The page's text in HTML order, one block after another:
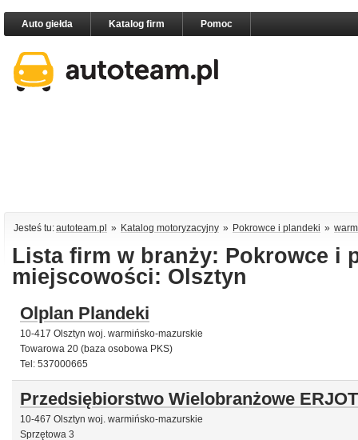
Auto giełda Katalog firm Pomoc
Jesteś tu:autoteam.pl » Katalog motoryzacyjny » Pokrowce i plandeki »
Lista firm w branży: Pokrowce i
miejscowości: Olsztyn
Olplan Plandeki
10-417 Olsztyn woj. warmińsko-mazurskie
Towarowa 20 (baza osobowa PKS)
Tel: 537000665
Przedsiębiorstwo Wielobranżowe ERJOT
10-467 Olsztyn woj. warmińsko-mazurskie
Sprzętowa 3